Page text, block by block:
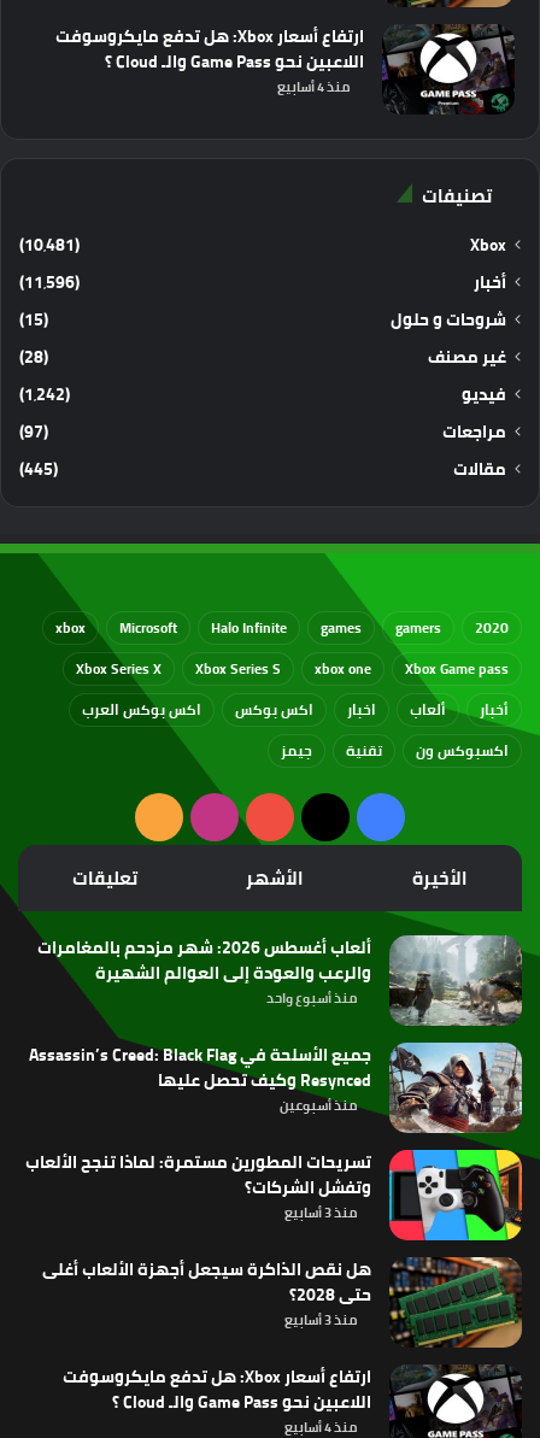
ارتفاع أسعار Xbox: هل تدفع مايكروسوفت
اللاعبين نحو Game Pass والـ Cloud ؟
منذ 4 أسابيع
تصنيفات
Xbox
(10٬481)
أخبار
(11٬596)
شروحات و حلول
(15)
غير مصنف
(28)
فيديو
(1٬242)
مراجعات
(97)
مقالات
(445)
2020
gamers
games
Halo Infinite
Microsoft
xbox
Xbox Game pass
xbox one
Xbox Series S
Xbox Series X
أخبار
ألعاب اخبار اكس بوكس
اكس بوكس العرب
اكسبوكس ون
تقنية جيمز
فيسبوك
‫X
‫YouTubeانستقرامملخص
الموقع
RSS
الأخيرة الأشهر تعليقات
ألعاب أغسطس 2026: شهر مزدحم بالمغامرات
والرعب والعودة إلى العوالم الشهيرة
منذ أسبوع واحد
جميع الأسلحة في Assassin’s Creed: Black Flag
Resynced وكيف تحصل عليها
منذ أسبوعين
تسريحات المطورين مستمرة: لماذا تنجح الألعاب
وتفشل الشركات؟
منذ 3 أسابيع
هل نقص الذاكرة سيجعل أجهزة الألعاب أغلى
حتى 2028؟
منذ 3 أسابيع
ارتفاع أسعار Xbox: هل تدفع مايكروسوفت
اللاعبين نحو Game Pass والـ Cloud ؟
منذ 4 أسابيع